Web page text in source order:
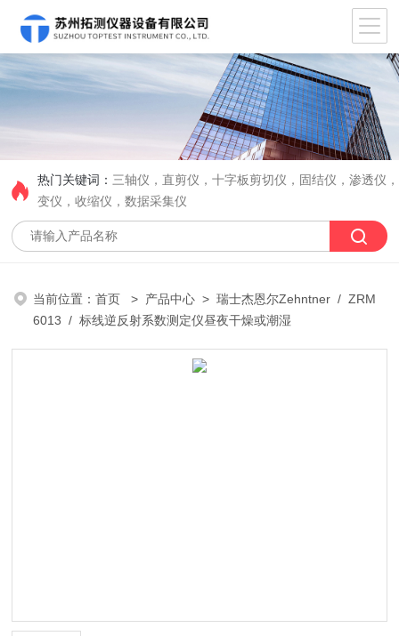
热门关键词： 三轴仪，直剪仪，十字板剪切仪，固结仪，渗透仪
变仪，收缩仪，数据采集仪
当前位置：首页 > 产品中心 >瑞士杰恩尔Zehntner /ZRM
6013 / 标线逆反射系数测定仪昼夜干燥或潮湿